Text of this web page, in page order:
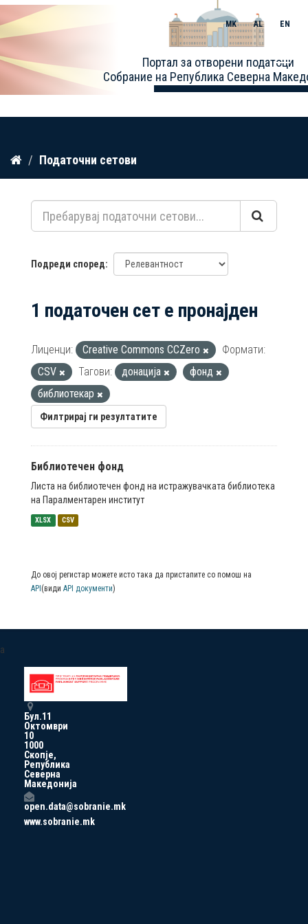
Прескокнете
содржина
Портал за отворени податоци
Собрание на Република Северна
MK AL EN
Toggle
Податочни сетови
Подреди според
1 податочен сет е пронајден
Лиценци: Creative Commons CCZero
Формати:
CSV
Тагови: донација
фонд
библиотекар
Филтрирај ги резултатите
Библиотечен фонд
Листа на библиотечен фонд на истражувачката библиотека
на Паралментарен институт
XLSX CSV
До овој регистар можете исто така да пристапите со помош на
API (види API документи)
a
Бул.11
Октомври
10
1000
Скопје,
Република
Северна
Македонија
open.data@sobranie.mk
www.sobranie.mk